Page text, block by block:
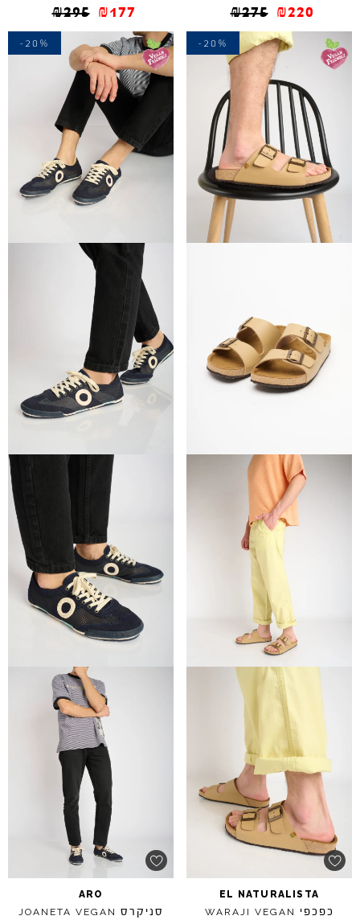
₪275 ₪220
₪295 ₪177
-20%
EL NATURALISTA
כפכפי WARAJI VEGAN
-20%
ARO
סניקרס JOANETA VEGAN